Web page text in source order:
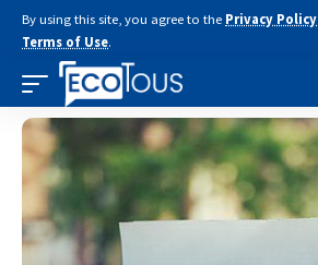
By using this site, you agree to the Privacy Policy
Terms of Use.